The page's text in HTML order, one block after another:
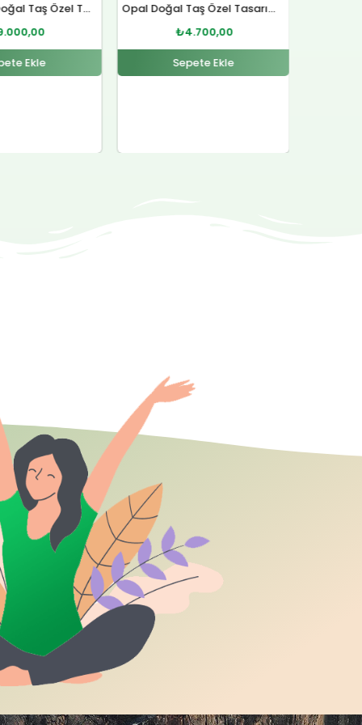
Opal Doğal Taş Özel Tasarım Gümüş Bileklik
Ekle
Lal Doğal Taş Gümüş Yüzük
₺4.500,00
Sepete Ekle